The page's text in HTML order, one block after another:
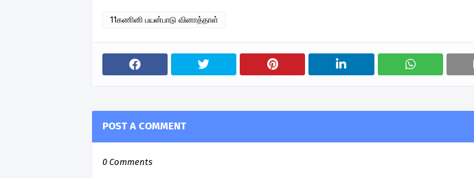
11கணினி பயன்பாடு வினாத்தாள்
POST A COMMENT
0 Comments